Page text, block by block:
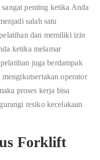
penting ketika Anda
salah satu
dan memiliki izin
ketika melamar
juga berdampak
operator
proses kerja bisa
resiko kecelakaan
Forklift